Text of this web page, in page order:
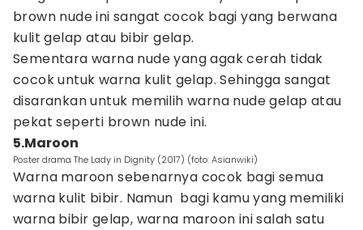
brown nude ini sangat cocok bagi yang berwana
kulit gelap atau bibir gelap.
Sementara warna nude yang agak cerah tidak
cocok untuk warna kulit gelap. Sehingga sangat
disarankan untuk memilih warna nude gelap atau
pekat seperti brown nude ini.
5.Maroon
Poster drama The Lady in Dignity (2017) (foto: Asianwiki)
Warna maroon sebenarnya cocok bagi semua
warna kulit bibir. Namun bagi kamu yang memiliki
warna bibir gelap, warna maroon ini salah satu